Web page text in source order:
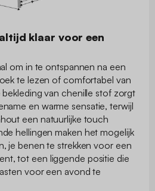
klaar voor een
om in te ontspannen na een
te lezen of comfortabel van
van chenille stof zorgt
en warme sensatie, terwijl
een natuurlijke touch
hellingen maken het mogelijk
je benen te strekken voor een
tot een liggende positie die
voor een avond te